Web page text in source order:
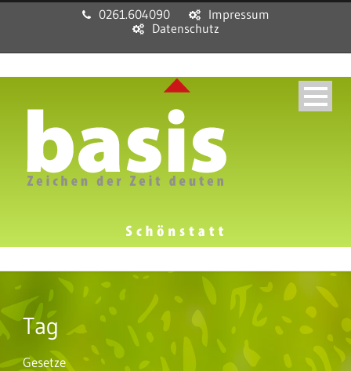
0261.604090
Impressum
Datenschutz
Tag
Gesetze